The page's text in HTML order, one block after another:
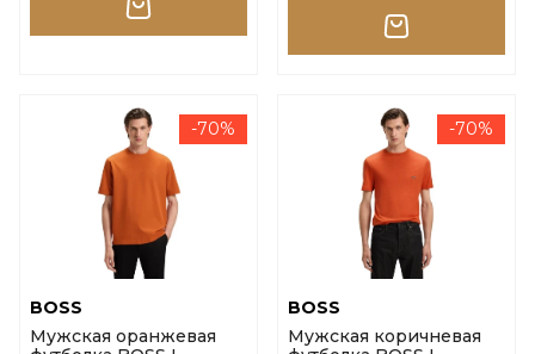
-70%
BOSS
Мужская оранжевая
-70%
BOSS
Мужская коричневая